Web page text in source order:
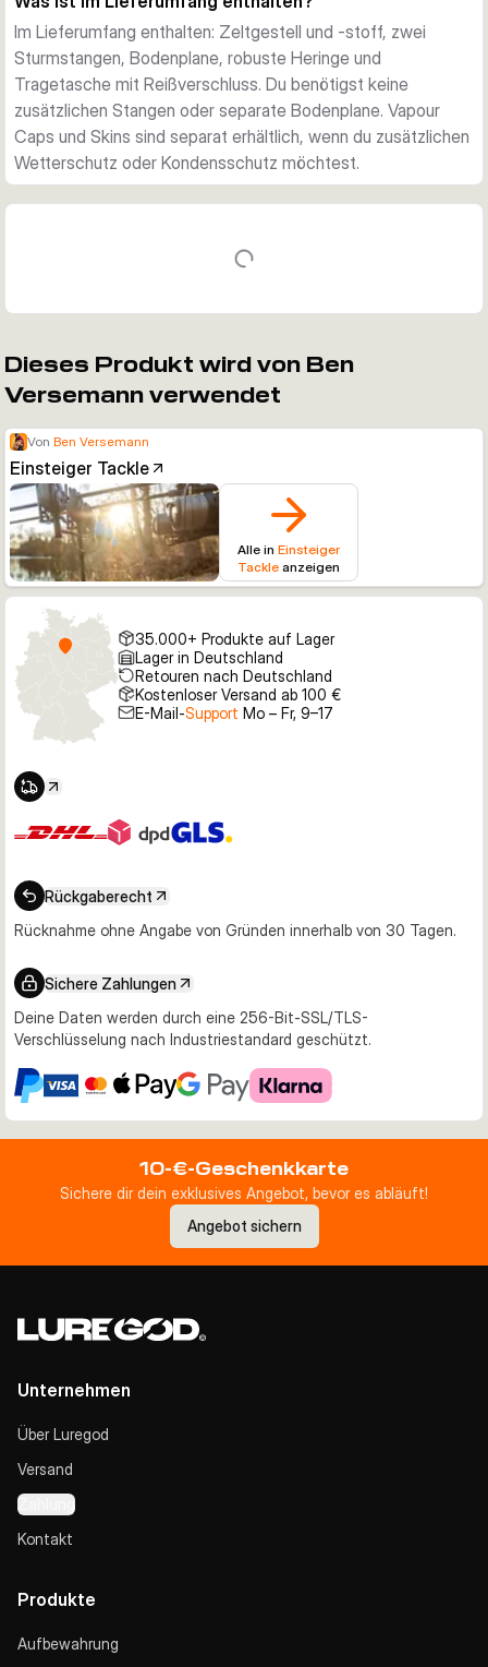
Im Lieferumfang enthalten: Zeltgestell und -stoff, zwei
Sturmstangen, Bodenplane, robuste Heringe und
Tragetasche mit Reißverschluss. Du benötigst keine
zusätzlichen Stangen oder separate Bodenplane. Vapour
Caps und Skins sind separat erhältlich, wenn du zusätzlichen
Wetterschutz oder Kondensschutz möchtest.
Dieses Produkt wird von Ben
Versemann verwendet
Von Ben Versemann
Einsteiger Tackle
Alle in Einsteiger
Tackle anzeigen
35.000+ Produkte auf Lager
Lager in Deutschland
Retouren nach Deutschland
Kostenloser Versand ab 100 €
E-Mail-Support Mo – Fr, 9–17
Rückgaberecht
Rücknahme ohne Angabe von Gründen innerhalb von 30 Tagen.
Sichere Zahlungen
Deine Daten werden durch eine 256-Bit-SSL/TLS-
Verschlüsselung nach Industriestandard geschützt.
10-€-Geschenkkarte
Sichere dir dein exklusives Angebot, bevor es abläuft!
Angebot sichern
Unternehmen
Über Luregod
Versand
Zahlung
Kontakt
Produkte
Aufbewahrung